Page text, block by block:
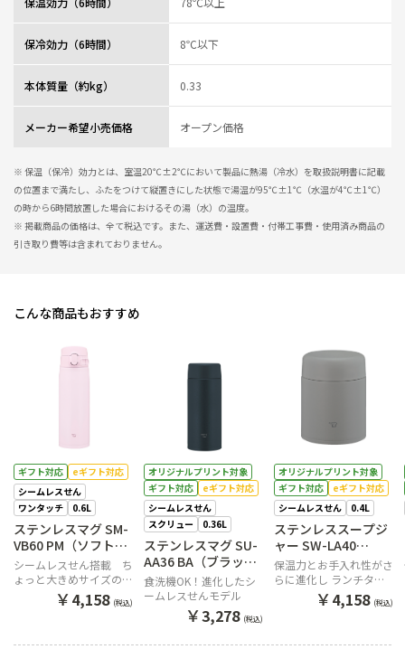
0人が参考になっ
た
投稿者
投稿日
2025/11/11 16:46:56
保冷効力（6時間） 8℃以下
本体質量（約kg） 0.33
メーカー希望小売価格 オープン価格
※ 保温（保冷）効力とは、室温20℃±2℃において製品に熱湯（冷水）を取扱説明書に記載
の位置まで満たし、ふたをつけて縦置きにした状態で湯温が95℃±1℃（水温が4℃±1℃）
の時から6時間放置した場合におけるその湯（水）の温度。
※ 掲載商品の価格は、全て税込です。また、運送費・設置費・付帯工事費・使用済み商品の
引き取り費等は含まれておりません。
こんな商品もおすすめ
ギフト対応
eギフト対応
シームレスせん
ワンタッチ
0.6L
ステンレスマグ SM-
VB60 PM（ソフトピ
ンク）
シームレスせん搭載 ち
ょっと大きめサイズのワ
ンタッチマグ
￥4,158 (税込)
オリジナルプリント対象
ギフト対応
eギフト対応
シームレスせん
スクリュー
0.36L
ステンレスマグ SU-
AA36 BA（ブラッ
ク）
食洗機OK！進化したシ
ームレスせんモデル
￥3,278 (税込)
オリジナルプリント対象
ギフト対応
eギフト対応
シームレスせん
0.4L
ステンレススープジ
ャー SW-LA40
HM（クラウドグレ
ー）
保温力とお手入れ性がさ
らに進化し ランチタイ
ムまで食べごろ温度をキ
￥4,158 (税込)